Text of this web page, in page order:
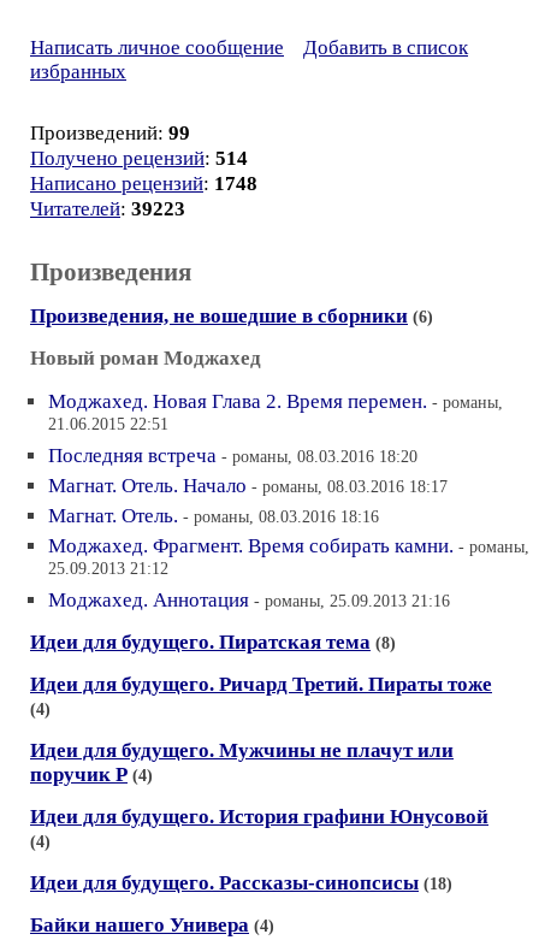
Написать личное сообщение
Добавить в список
избранных
Произведений: 99
Получено рецензий: 514
Написано рецензий: 1748
Читателей: 39223
Произведения
Произведения, не вошедшие в сборники (6)
Новый роман Моджахед
Моджахед. Новая Глава 2. Время перемен. - романы,
21.06.2015 22:51
Последняя встреча - романы, 08.03.2016 18:20
Магнат. Отель. Начало - романы, 08.03.2016 18:17
Магнат. Отель. - романы, 08.03.2016 18:16
Моджахед. Фрагмент. Время собирать камни. - романы,
25.09.2013 21:12
Моджахед. Аннотация - романы, 25.09.2013 21:16
Идеи для будущего. Пиратская тема (8)
Идеи для будущего. Ричард Третий. Пираты тоже
(4)
Идеи для будущего. Мужчины не плачут или
поручик Р (4)
Идеи для будущего. История графини Юнусовой
(4)
Идеи для будущего. Рассказы-синопсисы (18)
Байки нашего Универа (4)